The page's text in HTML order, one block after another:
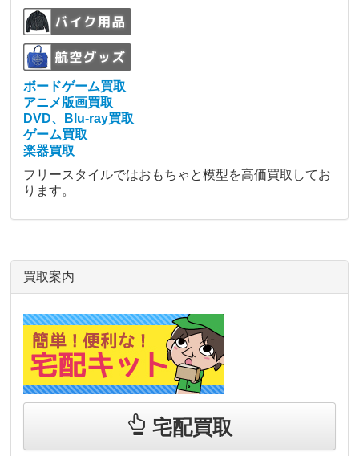
ボードゲーム買取
アニメ版画買取
DVD、Blu-ray買取
ゲーム買取
楽器買取
フリースタイルではおもちゃと模型を高価買取してお
ります。
買取案内
宅配買取